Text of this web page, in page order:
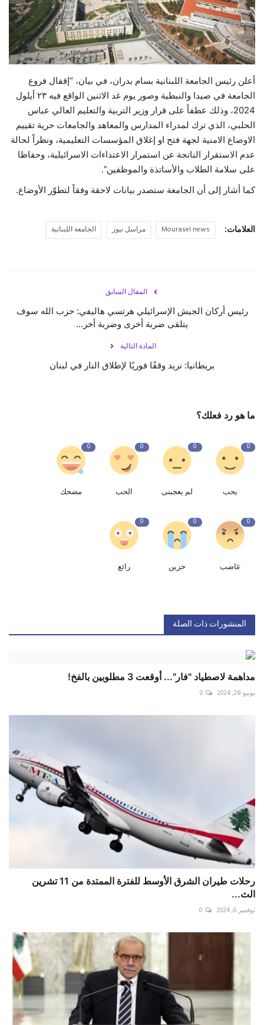
حياة
أعلن رئيس الجامعة اللبنانية بسام بدران، في بيان، “إقفال فروع
الجامعة في صيدا والنبطية وصور يوم غد الاثنين الواقع فيه ٢٣ أيلول
2024، وذلك عطفاً على قرار وزير التربية والتعليم العالي عباس
الحلبي، الذي ترك لمدراء المدارس والمعاهد والجامعات حرية تقييم
الاوضاع الامنية لجهة فتح او إغلاق المؤسسات التعليمية، ونظراً لحالة
عدم الاستقرار الناتجة عن استمرار الاعتداءات الاسرائيلية، وحفاظا
على سلامة الطلاب والأساتذة والموظفين”.
كما أشار إلى أن الجامعة ستصدر بيانات لاحقة وفقاً لتطوّر الأوضاع.
العلامات: Mourasel news مراسل نيوز الجامعة اللبنانية
المقال السابق
رئيس أركان الجيش الإسرائيلي هرتسي هاليفي: حزب الله سوف
يتلقى ضربة أخرى وضربة أخر...
المادة التالية
بريطانيا: نريد وقفًا فوريًا لإطلاق النار في لبنان
ما هو رد فعلك؟
0
يحب
0
لم يعجبنى
0
الحب
0
مضحك
0
غاضب
0
حزين
0
رائع
المنشورات ذات الصلة
مداهمة لاصطياد "فار"... أوقعت 3 مطلوبين بالفخ!
يونيو 28, 2024 0
رحلات طيران الشرق الأوسط للفترة الممتدة من 11 تشرين
الث...
نوفمبر 6, 2024 0